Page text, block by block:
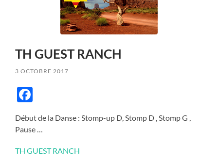
TH GUEST RANCH
3 OCTOBRE 2017
Début de la Danse : Stomp-up D, Stomp D , Stomp G ,
Pause …
TH GUEST RANCH